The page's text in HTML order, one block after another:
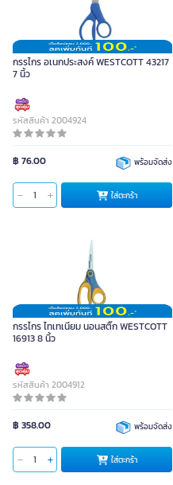
กรรไกร อเนกประสงค์ WESTCOTT 43217
7 นิ้ว
รหัสสินค้า 2004924
฿ 76.00 พร้อมจัดส่ง
ใส่ตะกร้า
กรรไกร ไทเทเนียม นอนสติ๊ก WESTCOTT
16913 8 นิ้ว
รหัสสินค้า 2004912
฿ 358.00 พร้อมจัดส่ง
ใส่ตะกร้า